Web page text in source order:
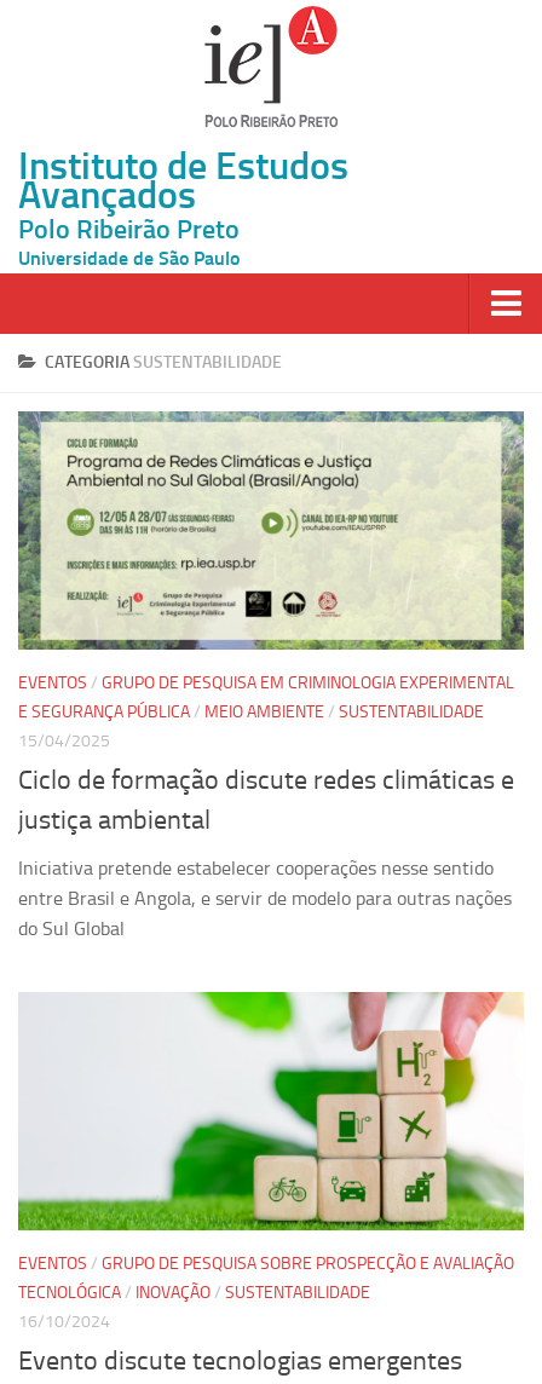
Instituto de Estudos
Avançados
Polo Ribeirão Preto
Universidade de São Paulo
Página Inicial
Inscrição
Atividades
Cátedras
Pesquisa
Grupos de Estudo
Ciência, Arte, Educação e Sociedade: CienArtES
em Saúde com foco em Populações Vulneráveis
(Confluencia)
Grupos de estudo encerrados
Grupos de Pesquisa
Criminologia Experimental e Segurança Pública
Grupo de Pesquisa GPUBLIC – Centro de Estudos em Gestão
e Políticas Públicas Contemporâneas
Daniel Domingues dos Santos
Programas Ano Sabático Encerrados
Cíntia Rosa Pereira de Lima
Cristina Godoy Bernardo de Oliveira (FDRP)
Evandro Eduardo Seron Ruiz
Fernando de Lima Caneppele
CATEGORIASUSTENTABILIDADE
EVENTOS / GRUPO DE PESQUISA EM CRIMINOLOGIA EXPERIMENTAL
E SEGURANÇA PÚBLICA/ MEIO AMBIENTE / SUSTENTABILIDADE
15/04/2025
Ciclo de formação discute redes climáticas e
justiça ambiental
Iniciativa pretende estabelecer cooperações nesse sentido
entre Brasil e Angola, e servir de modelo para outras nações
do Sul Global
EVENTOS / GRUPO DE PESQUISA SOBRE PROSPECÇÃO E AVALIAÇÃO
TECNOLÓGICA/ INOVAÇÃO/ SUSTENTABILIDADE
16/10/2024
Evento discute tecnologias emergentes